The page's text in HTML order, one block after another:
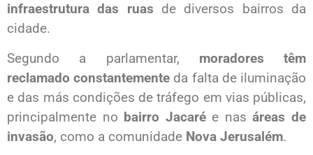
infraestrutura das ruas de diversos bairros da
cidade.
Segundo a parlamentar, moradores têm
reclamado constantemente da falta de iluminação
e das más condições de tráfego em vias públicas,
principalmente no bairro Jacarée nasáreas de
invasão, como a comunidade Nova Jerusalém.